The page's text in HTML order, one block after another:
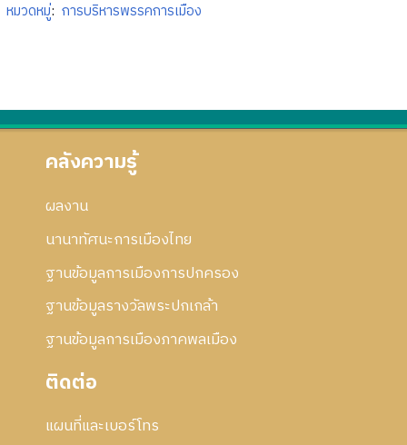
หมวดหมู่: การบริหารพรรคการเมือง
คลังความรู้
ผลงาน
นานาทัศนะการเมืองไทย
ฐานข้อมูลการเมืองการปกครอง
ฐานข้อมูลรางวัลพระปกเกล้า
ฐานข้อมูลการเมืองภาคพลเมือง
ติดต่อ
แผนที่และเบอร์โทร